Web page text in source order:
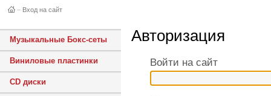
– Вход на сайт
Музыкальные Бокс-сеты
Виниловые пластинки
CD диски
Авторизация
Войти на сайт